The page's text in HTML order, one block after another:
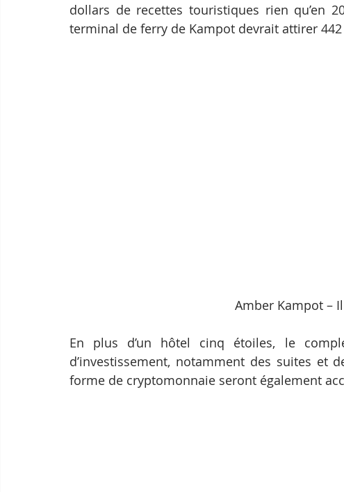
dollars de recettes touristiques rien qu’en
terminal de ferry de Kampot devrait attirer
Amber Kampot –
En plus d’un hôtel cinq étoiles, le
d’investissement, notamment des suites et
forme de cryptomonnaie seront également